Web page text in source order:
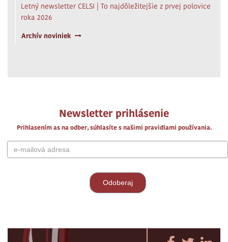
Letný newsletter CELSI | To najdôležitejšie z prvej polovice
roka 2026
Archív noviniek
Newsletter prihlásenie
Prihlasením as na odber, súhlasíte s našimi pravidlami používania.